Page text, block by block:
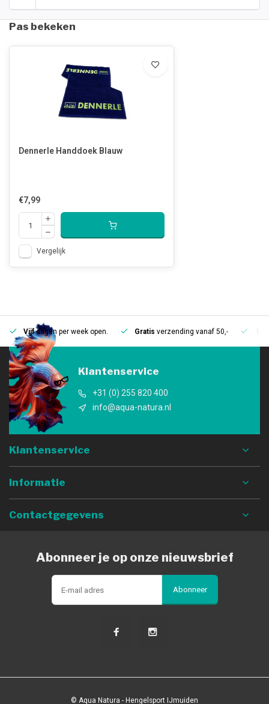
Pas bekeken
Dennerle Handdoek Blauw
€7,99
Vergelijk
Vijfdagen per week open. Gratis verzending vanaf 50,-
Klantenservice
+31 (0) 255 820 400
info@aqua-natura.nl
Klantenservice
Informatie
Contactgegevens
Abonneer je op onze nieuwsbrief
Abonneer
© Aqua Natura - Hengelsport IJmuiden